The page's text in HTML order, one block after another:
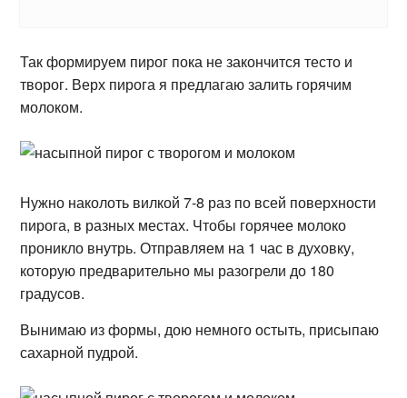
Так формируем пирог пока не закончится тесто и
творог. Верх пирога я предлагаю залить горячим
молоком.
Нужно наколоть вилкой 7-8 раз по всей поверхности
пирога, в разных местах. Чтобы горячее молоко
проникло внутрь. Отправляем на 1 час в духовку,
которую предварительно мы разогрели до 180
градусов.
Вынимаю из формы, дою немного остыть, присыпаю
сахарной пудрой.